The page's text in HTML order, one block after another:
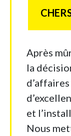
Après
la
et
Nous